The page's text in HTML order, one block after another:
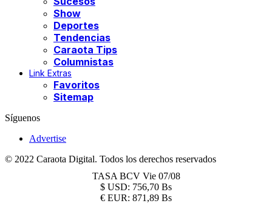
Show
Deportes
Tendencias
Caraota Tips
Columnistas
Link Extras
Favoritos
Sitemap
Síguenos
Advertise
© 2022 Caraota Digital. Todos los derechos reservados
TASA BCV Vie 07/08
$ USD: 756,70 Bs
€ EUR: 871,89 Bs